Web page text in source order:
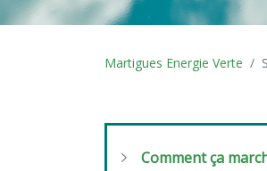
Martigues Energie Verte
Comment ça